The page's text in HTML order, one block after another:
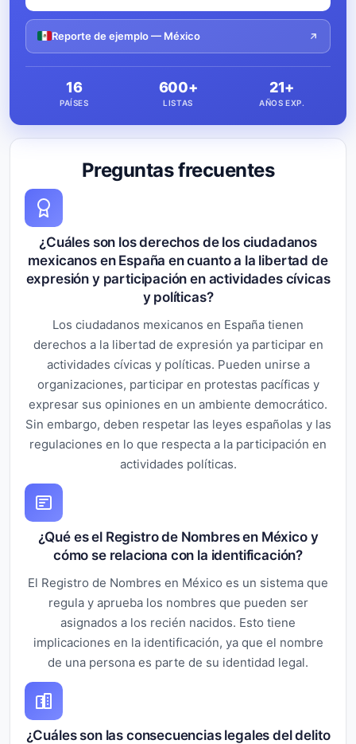
Preguntas frecuentes
¿Cuáles son los derechos de los ciudadanos
mexicanos en España en cuanto a la libertad de
expresión y participación en actividades cívicas
y políticas?
Los ciudadanos mexicanos en España tienen
derechos a la libertad de expresión ya participar en
actividades cívicas y políticas. Pueden unirse a
organizaciones, participar en protestas pacíficas y
expresar sus opiniones en un ambiente democrático.
Sin embargo, deben respetar las leyes españolas y las
regulaciones en lo que respecta a la participación en
actividades políticas.
¿Qué es el Registro de Nombres en México y
cómo se relaciona con la identificación?
El Registro de Nombres en México es un sistema que
regula y aprueba los nombres que pueden ser
asignados a los recién nacidos. Esto tiene
implicaciones en la identificación, ya que el nombre
de una persona es parte de su identidad legal.
¿Cuáles son las consecuencias legales del delito
Reporte de ejemplo — México
16
PAÍSES
600+
LISTAS
21+
AÑOS EXP.